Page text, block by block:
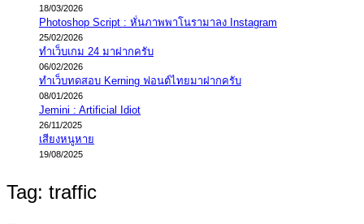
18/03/2026
Photoshop Script : หั่นภาพพาโนรามาลง Instagram
25/02/2026
ทำเว็บเกม 24 มาฝากครับ
06/02/2026
ทำเว็บทดสอบ Kerning ฟอนต์ไทยมาฝากครับ
08/01/2026
Jemini : Artificial Idiot
26/11/2025
เสียงหนูหาย
19/08/2025
Tag: traffic